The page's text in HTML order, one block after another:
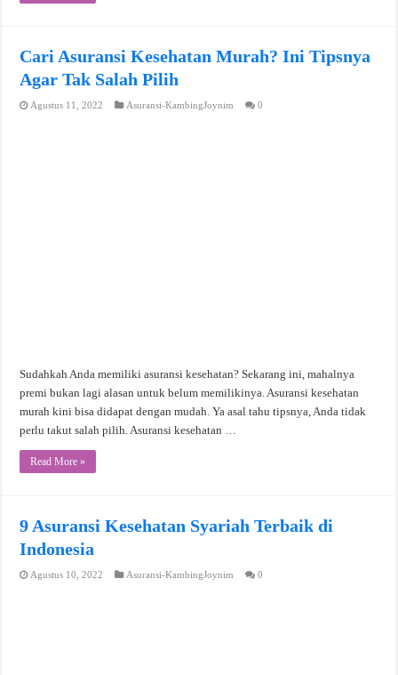
Cari Asuransi Kesehatan Murah? Ini Tipsnya
Agar Tak Salah Pilih
Agustus 11, 2022 Asuransi-KambingJoynim 0
Sudahkah Anda memiliki asuransi kesehatan? Sekarang ini, mahalnya
premi bukan lagi alasan untuk belum memilikinya. Asuransi kesehatan
murah kini bisa didapat dengan mudah. Ya asal tahu tipsnya, Anda tidak
perlu takut salah pilih. Asuransi kesehatan …
Read More »
9 Asuransi Kesehatan Syariah Terbaik di
Indonesia
Agustus 10, 2022 Asuransi-KambingJoynim 0